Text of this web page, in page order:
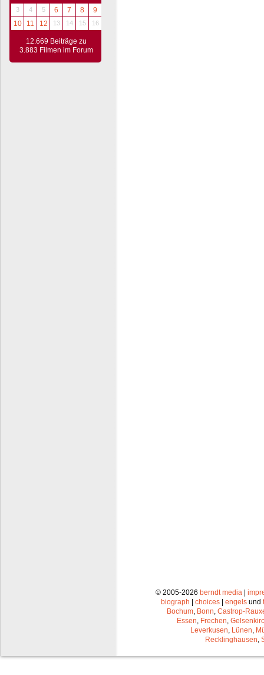
3
4 5 6 7 8
9
10
11 12 13 14 15 16
12.669 Beiträge zu
3.883 Filmen im Forum
© 2005-2026 berndt media |
biograph | choices | engels und
Bochum Bonn Castrop-
Essen Frechen
Leverkusen Lünen
Recklinghausen